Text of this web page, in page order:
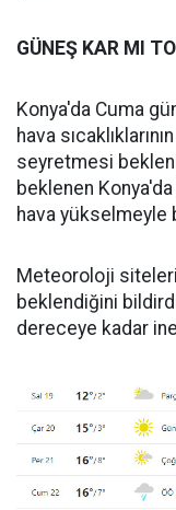
GÜNEŞ KAR MI
Konya'da Cuma
hava
seyretmesi
beklenen
hava yükselmeyle
Meteoroloji
beklendiğini
dereceye kadar